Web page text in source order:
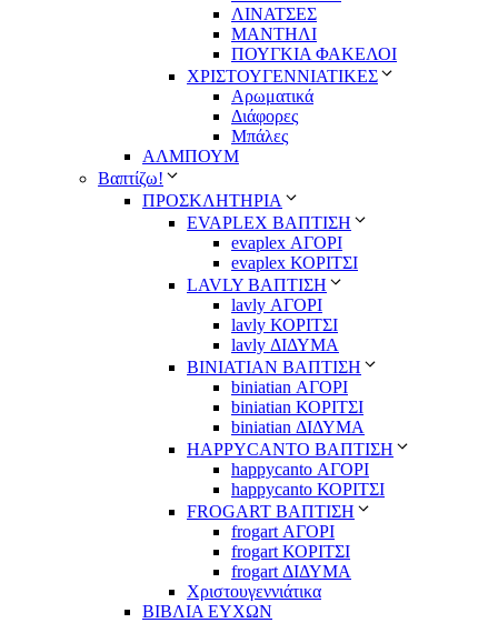
ΛΙΝΑΤΣΕΣ
ΜΑΝΤΗΛΙ
ΠΟΥΓΚΙΑ ΦΑΚΕΛΟΙ
ΧΡΙΣΤΟΥΓΕΝΝΙΑΤΙΚΕΣ
Αρωματικά
Διάφορες
Μπάλες
ΑΛΜΠΟΥΜ
Βαπτίζω!
ΠΡΟΣΚΛΗΤΗΡΙΑ
EVAPLEX ΒΑΠΤΙΣΗ
evaplex ΑΓΟΡΙ
evaplex ΚΟΡΙΤΣΙ
LAVLY ΒΑΠΤΙΣΗ
lavly ΑΓΟΡΙ
lavly ΚΟΡΙΤΣΙ
lavly ΔΙΔΥΜΑ
ΒΙΝΙΑΤΙΑΝ ΒΑΠΤΙΣΗ
biniatian ΑΓΟΡΙ
biniatian ΚΟΡΙΤΣΙ
biniatian ΔΙΔΥΜΑ
HAPPYCANTO ΒΑΠΤΙΣΗ
happycanto ΑΓΟΡΙ
happycanto ΚΟΡΙΤΣΙ
FROGART ΒΑΠΤΙΣΗ
frogart ΑΓΟΡΙ
frogart ΚΟΡΙΤΣΙ
frogart ΔΙΔΥΜΑ
Χριστουγεννιάτικα
ΒΙΒΛΙΑ ΕΥΧΩΝ